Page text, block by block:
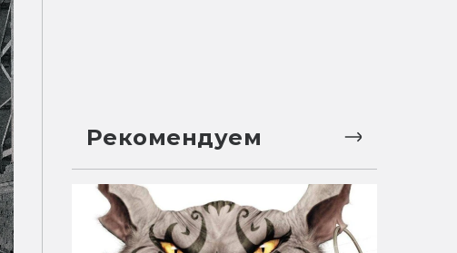
Рекомендуем